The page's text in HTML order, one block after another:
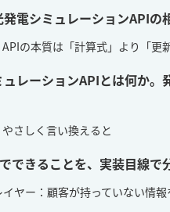
電シミュレーションAPIの
の本質は「計算式」より「更
レーションAPIとは何か。
さしく言い換えると
できることを、実装目線で
ヤー：顧客が持っていない情